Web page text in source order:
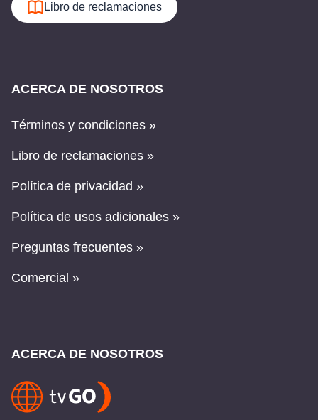
Libro de reclamaciones
ACERCA DE NOSOTROS
Términos y condiciones »
Libro de reclamaciones »
Política de privacidad »
Política de usos adicionales »
Preguntas frecuentes »
Comercial »
ACERCA DE NOSOTROS